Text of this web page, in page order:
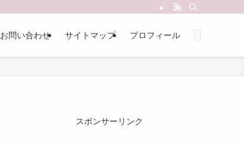
お問い合わせ サイトマップ プロフィール
スポンサーリンク